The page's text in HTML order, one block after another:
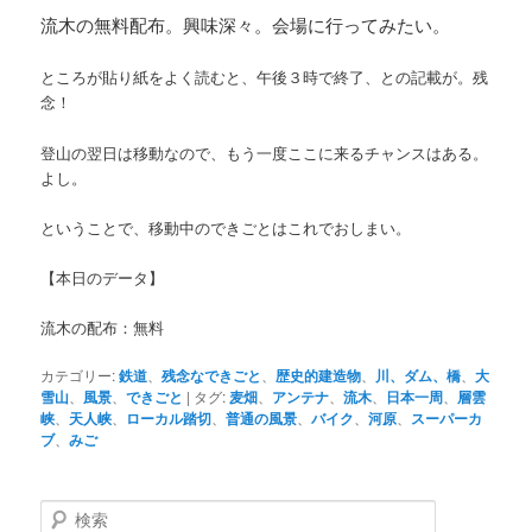
流木の無料配布。興味深々。会場に行ってみたい。
ところが貼り紙をよく読むと、午後３時で終了、との記載が。残
念！
登山の翌日は移動なので、もう一度ここに来るチャンスはある。
よし。
ということで、移動中のできごとはこれでおしまい。
【本日のデータ】
流木の配布：無料
カテゴリー:鉄道 、残念なできごと 歴史的建造物 川、ダム、橋 、大
雪山
風景 、できごと | タグ:麦畑 アンテナ 、流木 日本一周
層雲
峡
天人峡 ローカル踏切 、普通の風景 、バイク 、河原
スーパーカ
ブ、みご
検